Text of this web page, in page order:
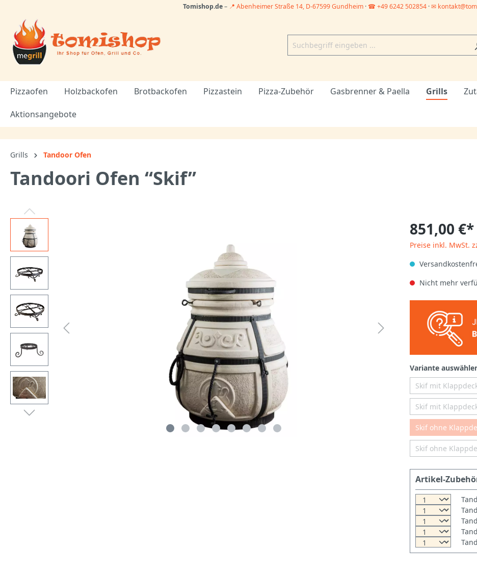
Tomishop.de– 📍 Abenheimer Straße 14, D-67599 Gundheim · ☎ +49 6242 502854·✉
Pizzaofen Holzbackofen Brotbackofen Pizzastein Pizza-Zubehör Gasbrenner & Paella Grills
Aktionsangebote
Grills Tandoor Ofen
Tandoori Ofen “Skif”
851,00 €*
Preise inkl. MwSt.
Nicht mehr
Variante
Skif mit
Skif mit
Skif ohne
Skif ohne
Artikel-